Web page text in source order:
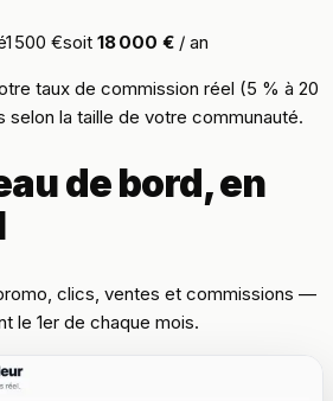
1 500 €soit 18 000 € / an
taux de commission réel (5 % à 20
la taille de votre communauté.
de bord, en
clics, ventes et commissions —
le 1er de chaque mois.